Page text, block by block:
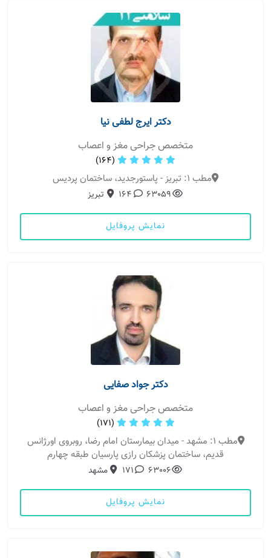
دکتر ایرج لطفی نیا
متخصص جراحی مغز و اعصاب
(164)
مطب 1: تبریز - پاستورجدید، ساختمان پردیس
63059
164 تبریز
نمایش پروفایل
دکتر جواد صفایی
متخصص جراحی مغز و اعصاب
(171)
مطب 1: مشهد - میدان بیمارستان امام رضا، روبروی اورژانس
قدیم، ساختمان پزشکان رازی پارسیان طبقه چهارم
63006
171 مشهد
نمایش پروفایل